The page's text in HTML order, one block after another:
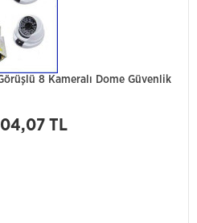
8 Kameralı Dome Güvenlik
TL